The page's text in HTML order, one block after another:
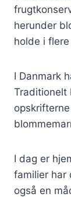
herunder
holde i
I Danmark
Traditionelt
I dag er
familier har
også en